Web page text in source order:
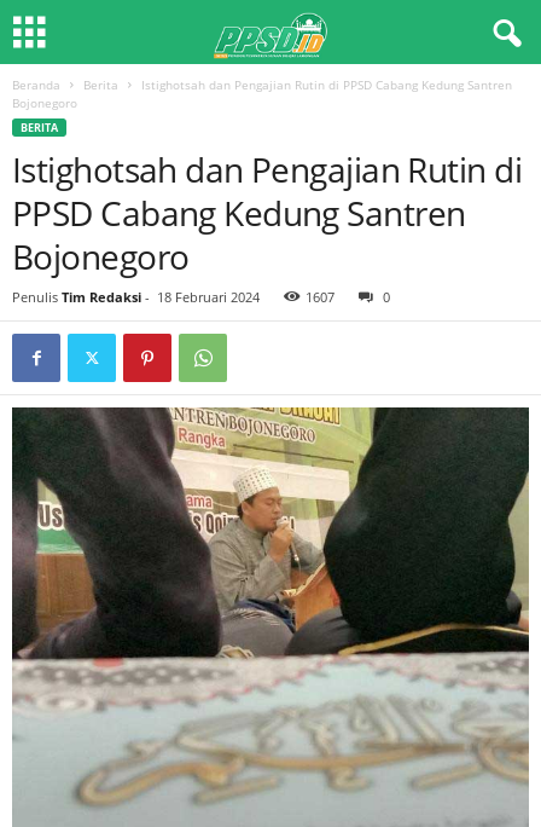
Beranda Berita
Istighotsah dan Pengajian Rutin di PPSD Cabang Kedung Santren
Bojonegoro
BERITA
Istighotsah dan Pengajian Rutin di
PPSD Cabang Kedung Santren
Bojonegoro
Penulis Tim Redaksi - 18 Februari 2024 1607 0